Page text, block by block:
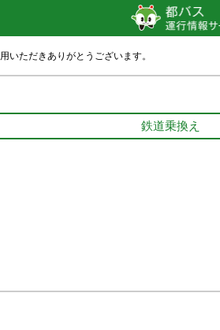
いただきありがとうございます。
鉄道乗換え